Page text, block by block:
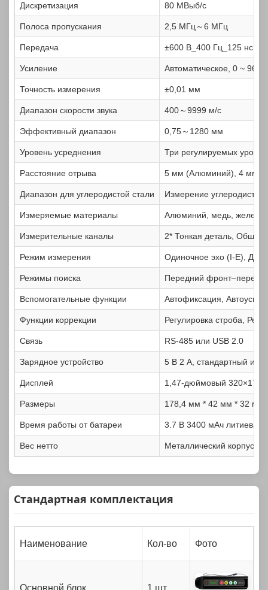
Дискретизация 80 МВыб/с
Полоса пропускания 2,5 МГц～6 МГц
Передача ±600 В_400 Гц_125 нс
Усиление Автоматическое, 0 ~ 96
Точность измерения ±0,01 мм
Диапазон скорости звука 400～9999 м/с
Эффективный диапазон 0,75～1280 мм
Уровень усреднения Три регулируемых
Расстояние отрыва 5 мм (Алюминий), 4 мм
Диапазон для углеродистой стали Измерение
Измеряемые материалы Алюминий, медь, железо,
Измерительные каналы 2* Тонкая деталь,
Режим измерения Одиночное эхо (I-E),
Режимы поиска Передний
Вспомогательные функции Автофиксация,
Функции коррекции Регулировка строба,
Связь RS-485 или USB 2.0
Зарядное устройство 5 В 2 А, стандартный
Дисплей 1,47-дюймовый 320×172
Размеры 178,4 мм * 42 мм * 32 мм
Время работы от батареи 3.7 В 3400 мАч литиевая
Вес нетто Металлический корпус:
Стандартная комплектация
Наименование Кол-во Фото